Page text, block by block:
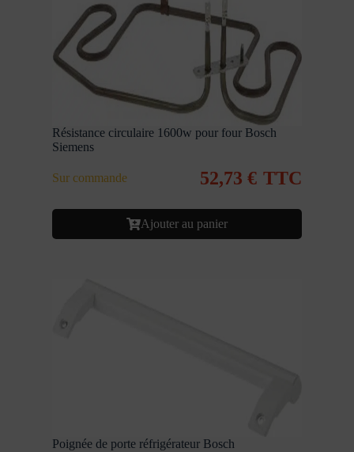
Résistance circulaire 1600w pour four Bosch
Siemens
Sur commande 52,73 € TTC
Ajouter au panier
Poignée de porte réfrigérateur Bosch